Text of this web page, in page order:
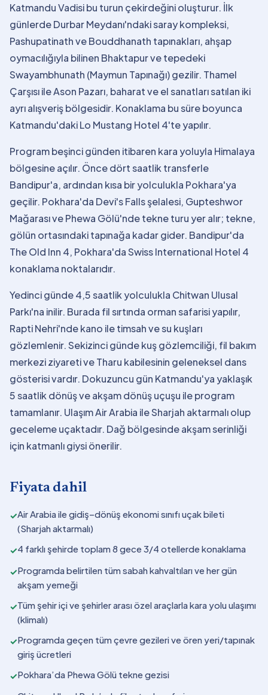
Katmandu Vadisi bu turun çekirdeğini oluşturur. İlk
günlerde Durbar Meydanı'ndaki saray kompleksi,
Pashupatinath ve Bouddhanath tapınakları, ahşap
oymacılığıyla bilinen Bhaktapur ve tepedeki
Swayambhunath (Maymun Tapınağı) gezilir. Thamel
Çarşısı ile Ason Pazarı, baharat ve el sanatları satılan iki
ayrı alışveriş bölgesidir. Konaklama bu süre boyunca
Katmandu'daki Lo Mustang Hotel 4'te yapılır.
Program beşinci günden itibaren kara yoluyla Himalaya
bölgesine açılır. Önce dört saatlik transferle
Bandipur'a, ardından kısa bir yolculukla Pokhara'ya
geçilir. Pokhara'da Devi's Falls şelalesi, Gupteshwor
Mağarası ve Phewa Gölü'nde tekne turu yer alır; tekne,
gölün ortasındaki tapınağa kadar gider. Bandipur'da
The Old Inn 4, Pokhara'da Swiss International Hotel 4
konaklama noktalarıdır.
Yedinci günde 4,5 saatlik yolculukla Chitwan Ulusal
Parkı'na inilir. Burada fil sırtında orman safarisi yapılır,
Rapti Nehri'nde kano ile timsah ve su kuşları
gözlemlenir. Sekizinci günde kuş gözlemciliği, fil bakım
merkezi ziyareti ve Tharu kabilesinin geleneksel dans
gösterisi vardır. Dokuzuncu gün Katmandu'ya yaklaşık
5 saatlik dönüş ve akşam dönüş uçuşu ile program
tamamlanır. Ulaşım Air Arabia ile Sharjah aktarmalı olup
geceleme uçaktadır. Dağ bölgesinde akşam serinliği
için katmanlı giysi önerilir.
Fiyata dahil
✓Air Arabia ile gidiş–dönüş ekonomi sınıfı uçak bileti
(Sharjah aktarmalı)
✓4 farklı şehirde toplam 8 gece 3/4 otellerde konaklama
✓Programda belirtilen tüm sabah kahvaltıları ve her gün
akşam yemeği
✓Tüm şehir içi ve şehirler arası özel araçlarla kara yolu ulaşımı
(klimalı)
✓Programda geçen tüm çevre gezileri ve ören yeri/tapınak
giriş ücretleri
✓Pokhara’da Phewa Gölü tekne gezisi